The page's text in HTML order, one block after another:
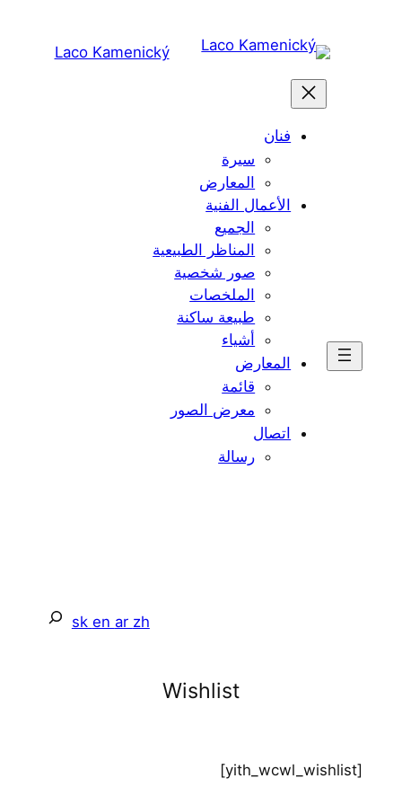
Laco Kamenický
فنان
سيرة
المعارض
الأعمال الفنية
الجميع
المناظر الطبيعية
صور شخصية
الملخصات
طبيعة ساكنة
أشياء
المعارض
قائمة
معرض الصور
اتصال
رسالة
sk en ar zh يبحث
Wishlist
[yith_wcwl_wishlist]